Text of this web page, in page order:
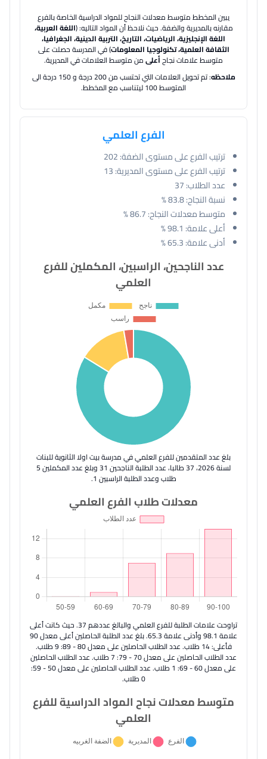
يبين المخطط متوسط معدلات النجاح للمواد الدراسية الخاصة بالفرع
مقارنه بالمديرية والضفة.حيث نلاحظ أن المواد التاليه: (اللغة العربية،
اللغة الإنجليزية، الرياضيات، التاريخ، التربية الدينية، الجغرافيا،
الثقافة العلمية، تكنولوجيا المعلومات) في المدرسة حصلت على
متوسط علامات نجاحأعلىمن متوسط العلامات في المديرية.
ملاحظه
: تم تحويل العلامات التي تحتسب من 200 درجة و 150 درجة الى
المتوسط 100 ليتناسب مع المخطط.
الفرع العلمي
ترتيب الفرع على مستوى الضفة:202
ترتيب الفرع على مستوى المديرية:13
عدد الطلاب:37
نسبة النجاح:83.8 %
متوسط معدلات النجاح:86.7 %
أعلى علامة: 98.1 %
أدنى علامة:65.3 %
عدد الناجحين، الراسبين، المكملين للفرع
العلمي
بلغ عدد المتقدمين للفرع العلمي في مدرسة بيت اولا الثانوية للبنات
لسنة 2026، 37 طالبا، عدد الطلبة الناجحين 31 وبلغ عدد المكملين 5
طلاب وعدد الطلبة الراسبين 1.
معدلات طلاب الفرع العلمي
تراوحت علامات الطلبة للفرع العلمي والبالغ عددهم 37. حيث كانت أعلى
علامة 98.1 وأدنى علامة 65.3. بلغ عدد الطلبة الحاصلين أعلى معدل 90
فأعلى: 14 طلاب. عدد الطلاب الحاصلين على معدل 80 - 89: 9 طلاب.
عدد الطلاب الحاصلين على معدل 70 - 79: 7 طلاب. عدد الطلاب الحاصلين
على معدل 60 - 69: 1 طلاب. عدد الطلاب الحاصلين على معدل 50 - 59:
0 طلاب.
متوسط معدلات نجاح المواد الدراسية للفرع
العلمي